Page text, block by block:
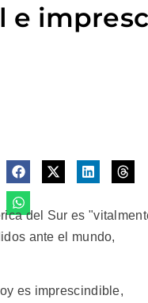
e
del Sur es
ante el mundo,
es imprescindible,